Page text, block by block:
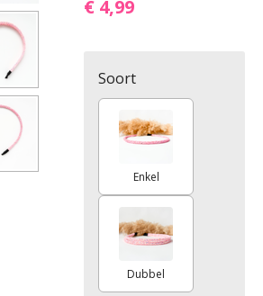
€ 4,99
Soort
Enkel
Dubbel